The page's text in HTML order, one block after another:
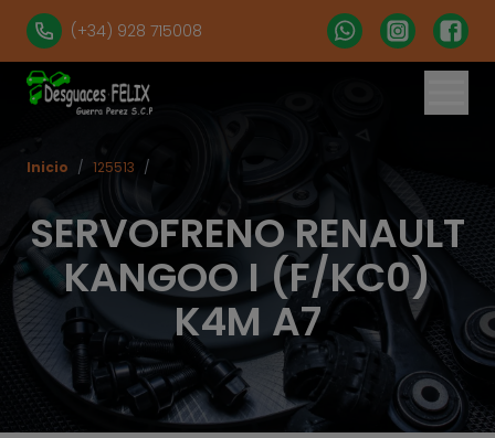
(+34) 928 715008
SERVOFRENO RENAULT
KANGOO I (F/KC0)
K4M A7
Inicio / 125513 /